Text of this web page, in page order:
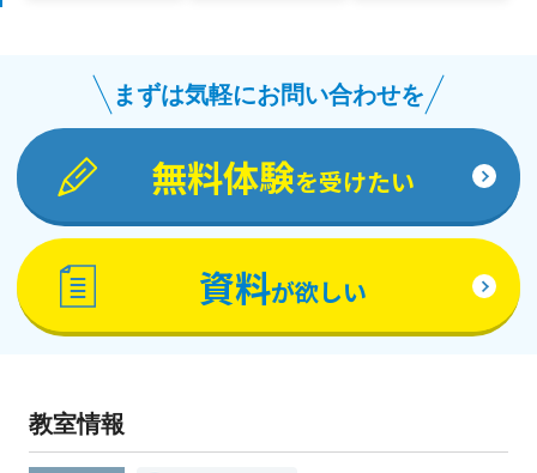
まずは気軽にお問い合わせを
無料体験を受けたい
資料が欲しい
教室情報